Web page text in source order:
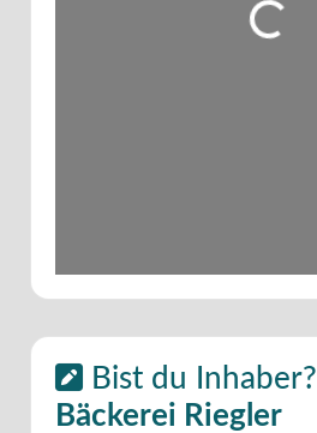
Wird geladen …
Bist du Inhaber?
Bäckerei Riegler